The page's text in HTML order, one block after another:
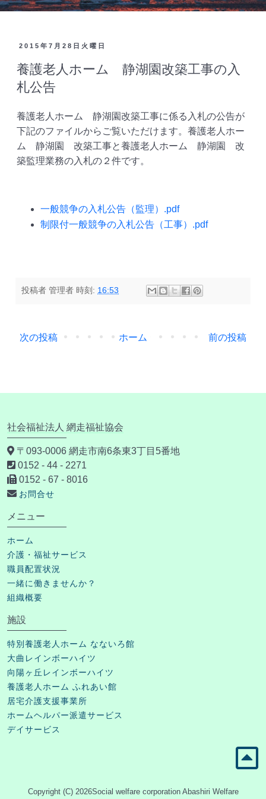
2015年7月28日火曜日
養護老人ホーム 静湖園改築工事の入
札公告
養護老人ホーム 静湖園改築工事に係る入札の公告が
下記のファイルからご覧いただけます。養護老人ホー
ム 静湖園 改築工事と養護老人ホーム 静湖園 改
築監理業務の入札の２件です。
一般競争の入札公告（監理）.pdf
制限付一般競争の入札公告（工事）.pdf
投稿者 管理者 時刻: 16:53
次の投稿 前の投稿
ホーム
社会福祉法人 網走福祉協会
〒093-0006 網走市南6条東3丁目5番地
0152 - 44 - 2271
0152 - 67 - 8016
お問合せ
メニュー
ホーム
介護・福祉サービス
職員配置状況
一緒に働きませんか？
組織概要
施設
特別養護老人ホーム なないろ館
大曲レインボーハイツ
向陽ヶ丘レインボーハイツ
養護老人ホーム ふれあい館
居宅介護支援事業所
ホームヘルパー派遣サービス
デイサービス
Copyright (C) 2026Social welfare corporation Abashiri Welfare